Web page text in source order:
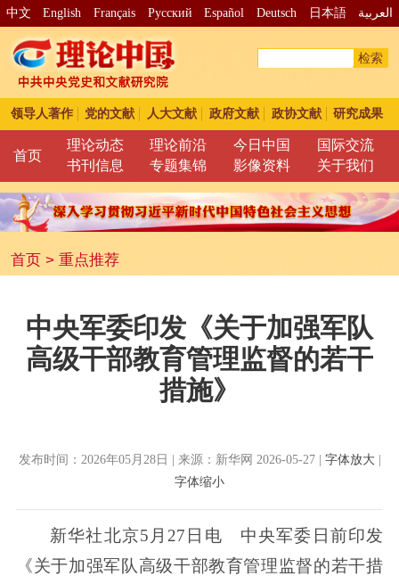
中文 English Français Pусский Español Deutsch 日本語 العربية
检索
领导人著作 党的文献 人大文献 政府文献 政协文献 研究成果
首页
理论动态 理论前沿 今日中国
国际交流
书刊信息
专题集锦 影像资料 关于我们
首页> 重点推荐
中央军委印发《关于加强军队
高级干部教育管理监督的若干
措施》
发布时间：2026年05月28日 | 来源：新华网 2026-05-27 | 字体放大|
字体缩小
新华社北京5月27日电 中央军委日前印发
《关于加强军队高级干部教育管理监督的若干措